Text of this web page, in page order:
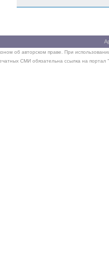
об авторском праве. При
СМИ обязательна ссылка на